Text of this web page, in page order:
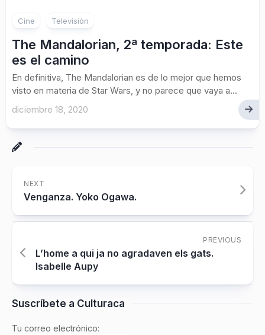
Cine Televisión
The Mandalorian, 2ª temporada: Este
es el camino
En definitiva, The Mandalorian es de lo mejor que hemos
visto en materia de Star Wars, y no parece que vaya a...
diciembre 18, 2020
NEXT
Venganza. Yoko Ogawa.
PREVIOUS
L’home a qui ja no agradaven els gats.
Isabelle Aupy
Suscríbete a Culturaca
Tu correo electrónico: